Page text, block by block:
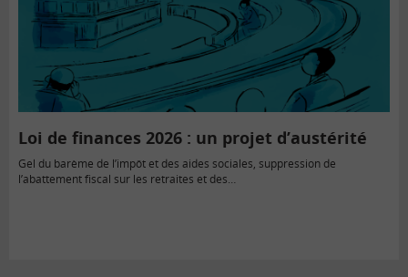
Loi de finances 2026 : un projet d’austérité
Gel du barème de l’impôt et des aides sociales, suppression de
l’abattement fiscal sur les retraites et des…